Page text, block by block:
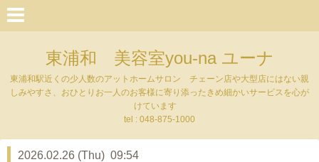
東浦和 美容室you-na ユーナ
東浦和駅近くの少人数のアットホームサロン チェーン店や大型店にはない親
しみやすさ、おひとりお一人のお客様に寄り添ったきめ細かいサービスを心が
けています
tel : 048-875-1000
2026.02.26 (Thu) 09:54